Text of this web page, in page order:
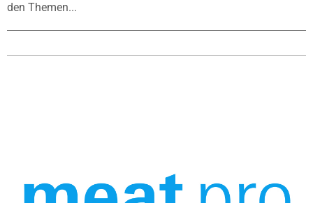
den Themen...